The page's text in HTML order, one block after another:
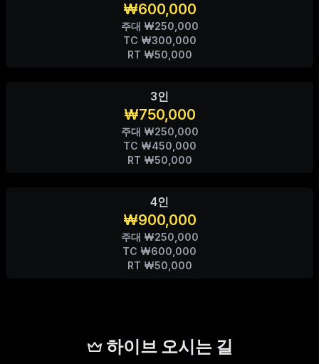
₩600,000
주대 ₩250,000
TC ₩300,000
RT ₩50,000
3인
₩750,000
주대 ₩250,000
TC ₩450,000
RT ₩50,000
4인
₩900,000
주대 ₩250,000
TC ₩600,000
RT ₩50,000
하이브 오시는 길